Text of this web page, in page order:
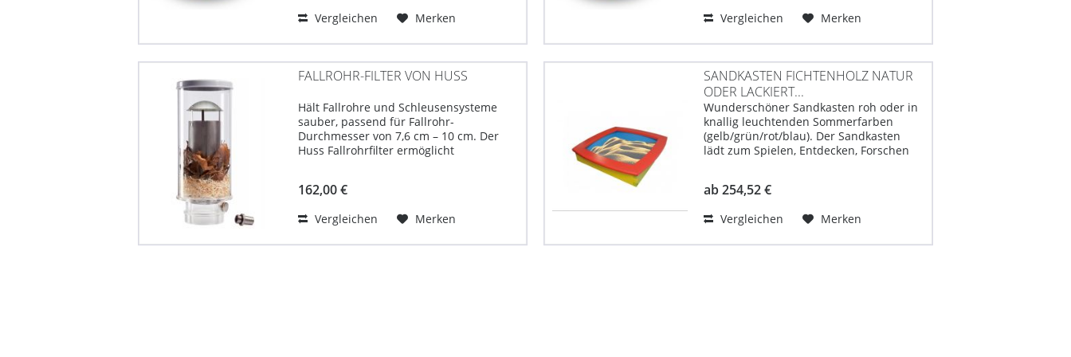
Vergleichen Merken Vergleichen Merken
FALLROHR-FILTER VON HUSS
Hält Fallrohre und Schleusensysteme
sauber, passend für Fallrohr-
Durchmesser von 7,6 cm – 10 cm. Der
Huss Fallrohrfilter ermöglicht
Abwassers im Fallrohr. Der...
162,00 €
Vergleichen Merken
SANDKASTEN FICHTENHOLZ NATUR
ODER LACKIERT...
Wunderschöner Sandkasten roh oder in
knallig leuchtenden Sommerfarben
(gelb/grün/rot/blau). Der Sandkasten
lädt zum Spielen, Entdecken, Forschen
zum Sitzen -...
ab 254,52 €
Vergleichen Merken